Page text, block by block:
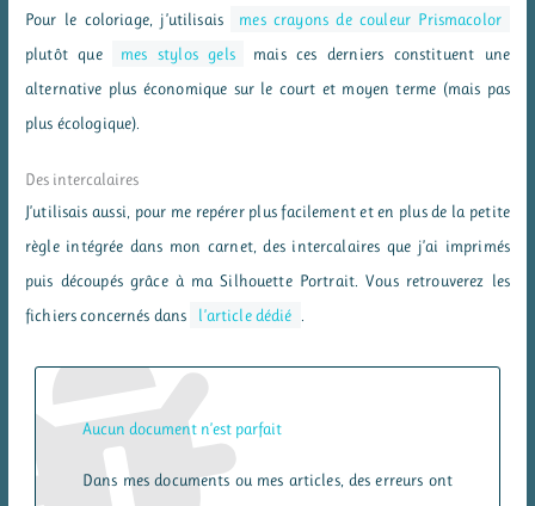
Pour le coloriage, j’utilisais
mes crayons de couleur Prismacolor
plutôt que
mes stylos gels
mais ces derniers constituent une
alternative plus économique sur le court et moyen terme (mais pas
plus écologique).
Des intercalaires
J’utilisais aussi, pour me repérer plus facilement et en plus de la petite
règle intégrée dans mon carnet, des intercalaires que j’ai imprimés
puis découpés grâce à ma Silhouette Portrait. Vous retrouverez les
fichiers concernés dans
l’article dédié
Aucun document n’est parfait
Dans mes documents ou mes articles, des erreurs ont